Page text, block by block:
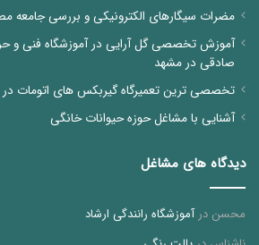
مضرات سیگارهای الکترونیکی و بررسی جامعه
آموزش تخصصی گل آرایی در آموزشگاه فنی و
صادقی در مشهد
تخصصی ترین تعمیرگاه گیربکس های اتومات
آشنایی با مشاغل حوزه حیوانات خانگی
دیدگاه های مشاغل
محسن درآموزشگاه رانندگی ارشاد